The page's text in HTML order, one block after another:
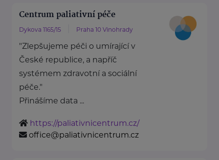
Centrum paliativní péče
Dykova 1165/15 Praha 10 Vinohrady
"Zlepšujeme péči o umírající v
České republice, a napříč
systémem zdravotní a sociální
péče."
Přinášíme data ...
https://paliativnicentrum.cz/
office@paliativnicentrum.cz